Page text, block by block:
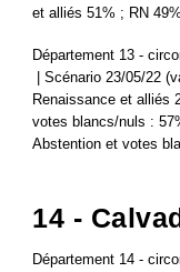
et alliés 51% ; RN
Département 13 -
| Scénario 23/05/22
Renaissance et alliés
votes blancs/nuls :
Abstention et votes
14 -
Département 14 -